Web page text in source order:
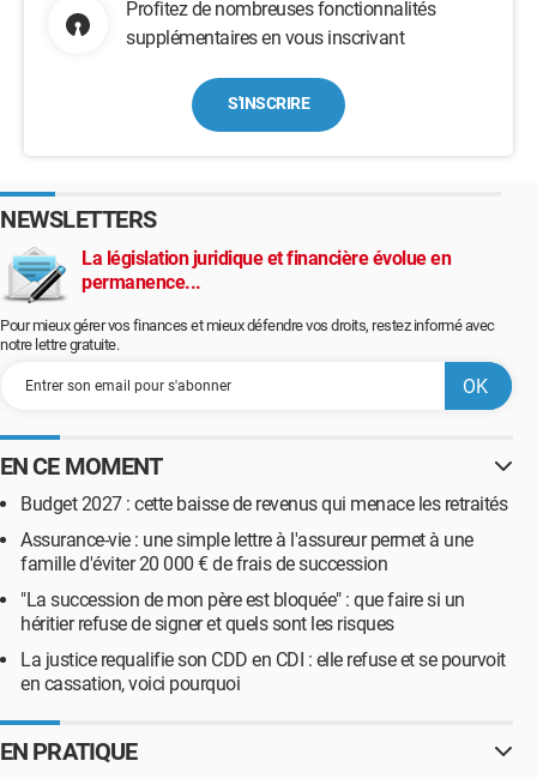
Profitez de nombreuses fonctionnalités
supplémentaires en vous inscrivant
S'INSCRIRE
NEWSLETTERS
La législation juridique et financière évolue en
permanence...
Pour mieux gérer vos finances et mieux défendre vos droits, restez informé avec
notre lettre gratuite.
EN CE MOMENT
Budget 2027 : cette baisse de revenus qui menace les retraités
Assurance-vie : une simple lettre à l'assureur permet à une
famille d'éviter 20 000 € de frais de succession
"La succession de mon père est bloquée" : que faire si un
héritier refuse de signer et quels sont les risques
La justice requalifie son CDD en CDI : elle refuse et se pourvoit
en cassation, voici pourquoi
EN PRATIQUE